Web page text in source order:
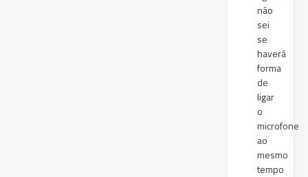
não
sei
se
haverá
forma
de
ligar
o
microfone
ao
mesmo
tempo